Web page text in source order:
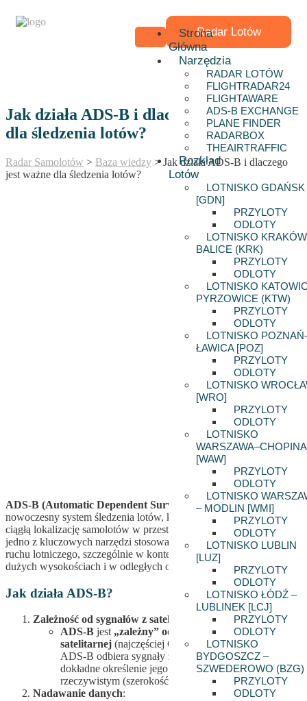
Strona
Główna
Narzędzia
RADAR LOTÓW
FLIGHTRADAR24
FLIGHTAWARE
ADS-B EXCHANGE
PLANE FINDER
RADARBOX
THEAIRTRAFFIC
Rozkład
Lotów
LOTNISKO GDAŃSK
[GDN]
PRZYLOTY
ODLOTY
LOTNISKO
BALICE (KRK)
PRZYLOTY
ODLOTY
LOTNISKO
PYRZOWICE (KTW)
PRZYLOTY
ODLOTY
LOTNISKO POZNAŃ-
ŁAWICA [POZ]
PRZYLOTY
ODLOTY
LOTNISKO
[WRO]
PRZYLOTY
ODLOTY
LOTNISKO
WARSZAWA–CHOPINA
[WAW]
PRZYLOTY
ODLOTY
LOTNISKO
– MODLIN [WMI]
PRZYLOTY
ODLOTY
LOTNISKO LUBLIN
[LUZ]
PRZYLOTY
ODLOTY
LOTNISKO ŁÓDŹ –
LUBLINEK [LCJ]
PRZYLOTY
ODLOTY
LOTNISKO
BYDGOSZCZ –
SZWEDEROWO (BZG)
PRZYLOTY
ODLOTY
Radar Lotów
Jak działa ADS-B i dlaczego jest ważne
dla śledzenia lotów?
Radar Samolotów > Baza wiedzy >Jak działa ADS-B i dlaczego
jest ważne dla śledzenia lotów?
ADS-B (Automatic Dependent Surveillance-Broadcast)to
nowoczesny system śledzenia lotów, który umożliwia dokładną i
ciągłą lokalizację samolotów w przestrzeni powietrznej. Jest to
jedno z kluczowych narzędzi stosowanych w współczesnej kontroli
ruchu lotniczego, szczególnie w kontekście monitorowania lotów na
dużych wysokościach i w odległych obszarach.
Jak działa ADS-B?
Zależność od sygnałów z satelitów (GNSS)
ADS-B jest „zależny” od systemów nawigacji
satelitarnej (najczęściej GPS). Samolot wyposażony w
ADS-B odbiera sygnały z satelitów, które pozwalają na
dokładne określenie jego pozycji w czasie
rzeczywistym (szerokość, długość, wysokość).
Nadawanie danych: